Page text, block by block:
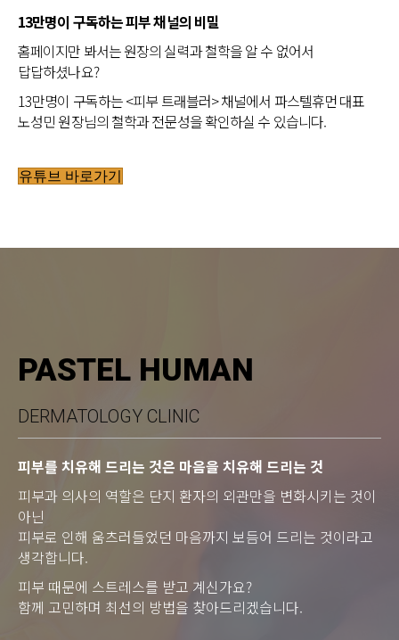
13만명이 구독하는 피부 채널의 비밀
홈페이지만 봐서는 원장의 실력과 철학을 알 수 없어서
답답하셨나요?
13만명이 구독하는 <피부 트래블러> 채널에서 파스텔휴먼 대표
노성민 원장님의 철학과 전문성을 확인하실 수 있습니다.
유튜브 바로가기
PASTEL HUMAN
DERMATOLOGY CLINIC
피부를 치유해 드리는 것은 마음을 치유해 드리는 것
피부과 의사의 역할은 단지 환자의 외관만을 변화시키는 것이
아닌
피부로 인해 움츠러들었던 마음까지 보듬어 드리는 것이라고
생각합니다.
피부 때문에 스트레스를 받고 계신가요?
함께 고민하며 최선의 방법을 찾아드리겠습니다.